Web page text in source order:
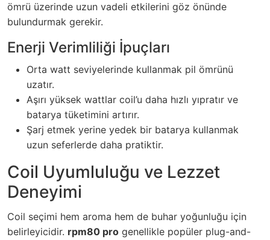
ömrü üzerinde uzun vadeli etkilerini göz önünde
bulundurmak gerekir.
Enerji Verimliliği İpuçları
Orta watt seviyelerinde kullanmak pil ömrünü
uzatır.
Aşırı yüksek wattlar coil’u daha hızlı yıpratır ve
batarya tüketimini artırır.
Şarj etmek yerine yedek bir batarya kullanmak
uzun seferlerde daha pratiktir.
Coil Uyumluluğu ve Lezzet
Deneyimi
Coil seçimi hem aroma hem de buhar yoğunluğu için
belirleyicidir. rpm80 pro genellikle popüler plug-and-